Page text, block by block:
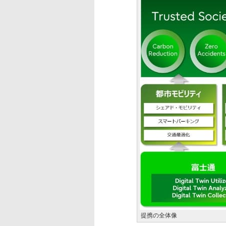
提携の全体像